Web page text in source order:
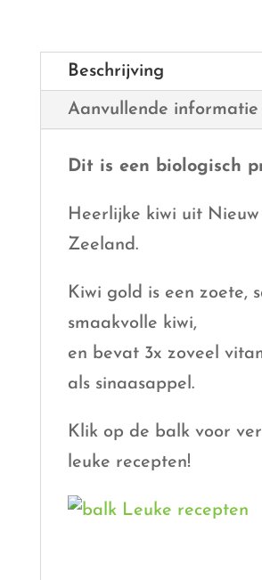
Beschrijving
Aanvullende informatie
Dit is een biologisch
Heerlijke kiwi uit Nieuw
Zeeland.
Kiwi gold is een zoete,
smaakvolle kiwi,
en bevat 3x zoveel
als sinaasappel.
Klik op de balk voor
leuke recepten!